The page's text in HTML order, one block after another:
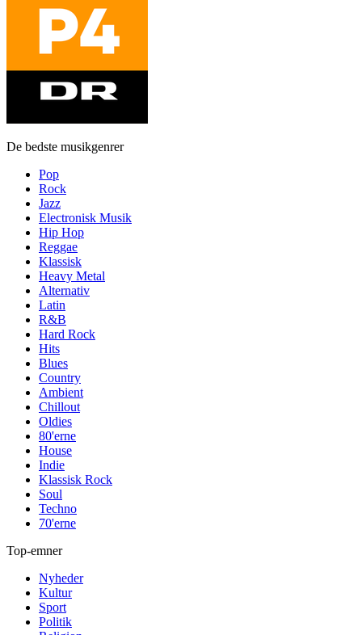
De bedste musikgenrer
Pop
Rock
Jazz
Electronisk Musik
Hip Hop
Reggae
Klassisk
Heavy Metal
Alternativ
Latin
R&B
Hard Rock
Hits
Blues
Country
Ambient
Chillout
Oldies
80'erne
House
Indie
Klassisk Rock
Soul
Techno
70'erne
Top-emner
Nyheder
Kultur
Sport
Politik